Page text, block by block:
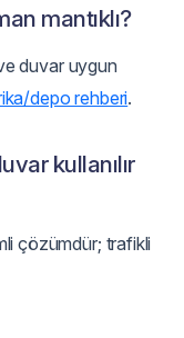
mantıklı?
duvar uygun
depo rehberi.
kullanılır
çözümdür; trafikli